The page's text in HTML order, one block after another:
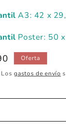
A3: 42 x
Poster: 50
Oferta
Losgastos de envío